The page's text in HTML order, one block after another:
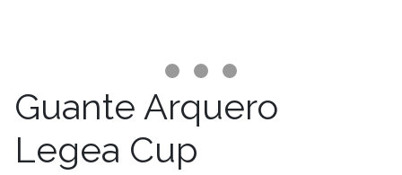
Guante Arquero
Legea Cup